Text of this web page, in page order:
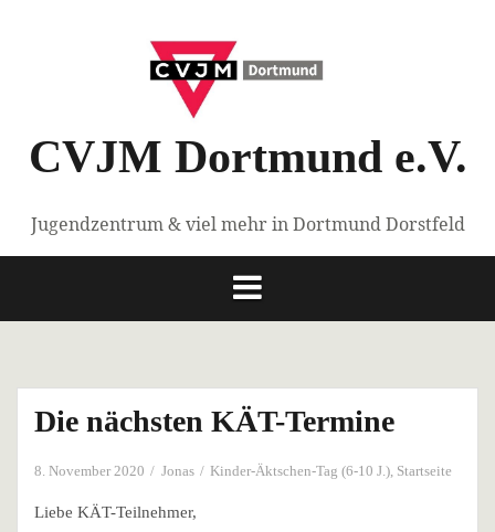
CVJM Dortmund e.V.
Jugendzentrum & viel mehr in Dortmund Dorstfeld
Die nächsten KÄT-Termine
8. November 2020 Jonas Kinder-Äktschen-Tag (6-10 J.), Startseite
Liebe KÄT-Teilnehmer,